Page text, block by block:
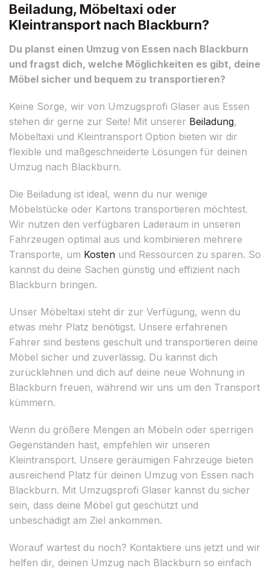
Beiladung, Möbeltaxi oder
Kleintransport nach Blackburn?
Du planst einen Umzug von Essen nach Blackburn
und fragst dich, welche Möglichkeiten es gibt, deine
Möbel sicher und bequem zu transportieren?
Keine Sorge, wir von Umzugsprofi Glaser aus Essen
stehen dir gerne zur Seite! Mit unserer Beiladung,
Möbeltaxi und Kleintransport Option bieten wir dir
flexible und maßgeschneiderte Lösungen für deinen
Umzug nach Blackburn.
Die Beiladung ist ideal, wenn du nur wenige
Möbelstücke oder Kartons transportieren möchtest.
Wir nutzen den verfügbaren Laderaum in unseren
Fahrzeugen optimal aus und kombinieren mehrere
Transporte, um Kosten und Ressourcen zu sparen. So
kannst du deine Sachen günstig und effizient nach
Blackburn bringen.
Unser Möbeltaxi steht dir zur Verfügung, wenn du
etwas mehr Platz benötigst. Unsere erfahrenen
Fahrer sind bestens geschult und transportieren deine
Möbel sicher und zuverlässig. Du kannst dich
zurücklehnen und dich auf deine neue Wohnung in
Blackburn freuen, während wir uns um den Transport
kümmern.
Wenn du größere Mengen an Möbeln oder sperrigen
Gegenständen hast, empfehlen wir unseren
Kleintransport. Unsere geräumigen Fahrzeuge bieten
ausreichend Platz für deinen Umzug von Essen nach
Blackburn. Mit Umzugsprofi Glaser kannst du sicher
sein, dass deine Möbel gut geschützt und
unbeschädigt am Ziel ankommen.
Worauf wartest du noch? Kontaktiere uns jetzt und wir
helfen dir, deinen Umzug nach Blackburn so einfach